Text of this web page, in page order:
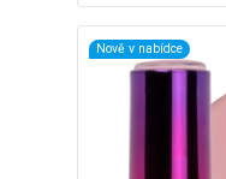
Nově v nabídce